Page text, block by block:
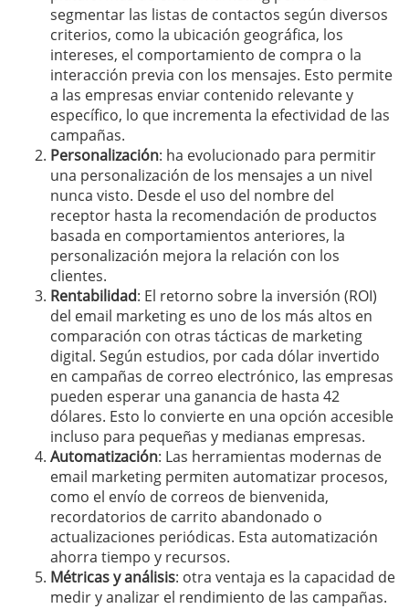
segmentar las listas de contactos según diversos
criterios, como la ubicación geográfica, los
intereses, el comportamiento de compra o la
interacción previa con los mensajes. Esto permite
a las empresas enviar contenido relevante y
específico, lo que incrementa la efectividad de las
campañas.
Personalización: ha evolucionado para permitir
una personalización de los mensajes a un nivel
nunca visto. Desde el uso del nombre del
receptor hasta la recomendación de productos
basada en comportamientos anteriores, la
personalización mejora la relación con los
clientes.
Rentabilidad: El retorno sobre la inversión (ROI)
del email marketing es uno de los más altos en
comparación con otras tácticas de marketing
digital. Según estudios, por cada dólar invertido
en campañas de correo electrónico, las empresas
pueden esperar una ganancia de hasta 42
dólares. Esto lo convierte en una opción accesible
incluso para pequeñas y medianas empresas.
Automatización: Las herramientas modernas de
email marketing permiten automatizar procesos,
como el envío de correos de bienvenida,
recordatorios de carrito abandonado o
actualizaciones periódicas. Esta automatización
ahorra tiempo y recursos.
Métricas y análisis: otra ventaja es la capacidad de
medir y analizar el rendimiento de las campañas.